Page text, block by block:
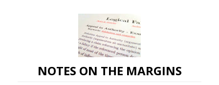
NOTES ON THE MARGINS